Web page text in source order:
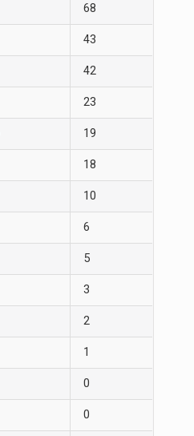
68
43
42
23
19
18
10
6
5
3
2
1
0
0